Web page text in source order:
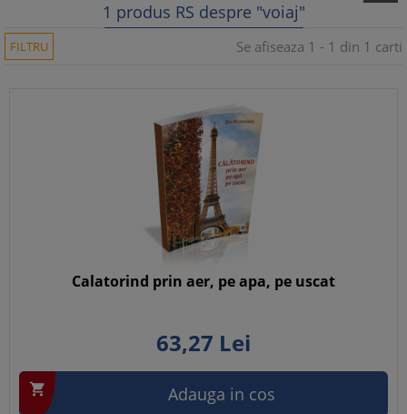
1 produs RS despre "voiaj"
FILTRU Se afiseaza 1 - 1 din 1 carti
Calatorind prin aer, pe apa, pe uscat
63,27 Lei
 Adauga in cos